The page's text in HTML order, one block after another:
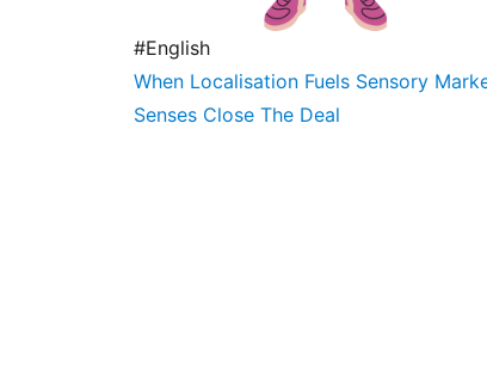
#English
When Localisation Fuels Sensory
Senses Close The Deal